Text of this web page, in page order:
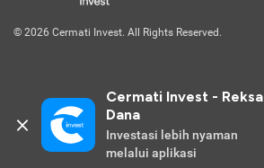
Mulai Investasi
© 2026 Cermati Invest. All Rights Reserved.
Cermati Invest - Reksa
Dana
Investasi lebih nyaman
melalui aplikasi